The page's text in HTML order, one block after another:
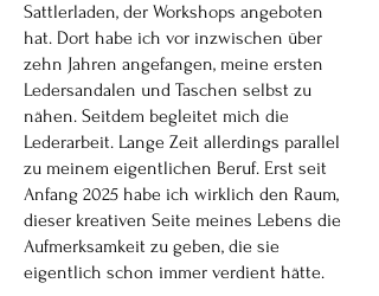
Sattlerladen, der Workshops angeboten
hat. Dort habe ich vor inzwischen über
zehn Jahren angefangen, meine ersten
Ledersandalen und Taschen selbst zu
nähen. Seitdem begleitet mich die
Lederarbeit. Lange Zeit allerdings parallel
zu meinem eigentlichen Beruf. Erst seit
Anfang 2025 habe ich wirklich den Raum,
dieser kreativen Seite meines Lebens die
Aufmerksamkeit zu geben, die sie
eigentlich schon immer verdient hätte.